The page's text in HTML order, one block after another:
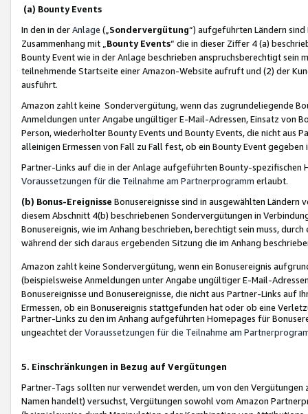
(a) Bounty Events
In den in derAnlage („ Sondervergütung“) aufgeführten Ländern
Zusammenhang mit „ Bounty Events“ die in dieser Ziffer 4 (a)
Bounty Event wie in der Anlage beschrieben anspruchsberechtigt sein
teilnehmende Startseite einer Amazon-Website aufruft und (2) der
ausführt.
Amazon zahlt keine Sondervergütung, wenn das zugrundeliegende
Anmeldungen unter Angabe ungültiger E-Mail-Adressen, Einsatz von
Person, wiederholter Bounty Events und Bounty Events, die nicht
alleinigen Ermessen von Fall zu Fall fest, ob ein Bounty Event
Partner-Links auf die in der Anlage aufgeführten Bounty-spezifischen
Voraussetzungen für die Teilnahme am Partnerprogramm erlaubt.
(b) Bonus-Ereignisse Bonusereignisse sind in ausgewählten Ländern
diesem Abschnitt 4(b) beschriebenen Sondervergütungen in
Bonusereignis, wie im Anhang beschrieben, berechtigt sein muss,
während der sich daraus ergebenden Sitzung die im Anhang
Amazon zahlt keine Sondervergütung, wenn ein Bonusereignis
(beispielsweise Anmeldungen unter Angabe ungültiger E-Mail-
Bonusereignisse und Bonusereignisse, die nicht aus Partner-Links auf
Ermessen, ob ein Bonusereignis stattgefunden hat oder ob eine
Partner-Links zu den im Anhang aufgeführten Homepages für
ungeachtet derVoraussetzungen für die Teilnahme am
5. Einschränkungen in Bezug auf Vergütungen
Partner-Tags sollten nur verwendet werden, um von den
Namen handelt) versuchst, Vergütungen sowohl vom Amazon